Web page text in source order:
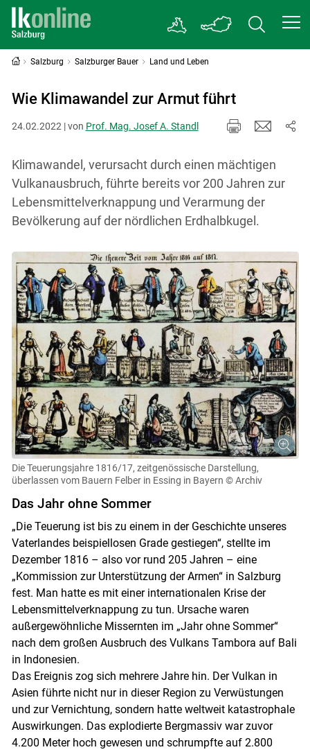
Skip to main content
Salzburg Salzburger Bauer Land und Leben
Wie Klimawandel zur Armut führt
24.02.2022 | von Prof. Mag. Josef A. Standl
Klimawandel, verursacht durch einen mächtigen
Vulkanausbruch, führte bereits vor 200 Jahren zur
Lebensmittelverknappung und Verarmung der
Bevölkerung auf der nördlichen Erdhalbkugel.
Die Teuerungsjahre 1816/17, zeitgenössische Darstellung,
überlassen vom Bauern Felber in Essing in Bayern © Archiv
Das Jahr ohne Sommer
„Die Teuerung ist bis zu einem in der Geschichte unseres
Vaterlandes beispiellosen Grade gestiegen“, stellte im
Dezember 1816 – also vor rund 205 Jahren – eine
„Kommission zur Unterstützung der Armen“ in Salzburg
fest. Man hatte es mit einer internationalen Krise der
Lebensmittelverknappung zu tun. Ursache waren
außergewöhnliche Missernten im „Jahr ohne Sommer“
nach dem großen Ausbruch des Vulkans Tambora auf Bali
in Indonesien.
Das Ereignis zog sich mehrere Jahre hin. Der Vulkan in
Asien führte nicht nur in dieser Region zu Verwüstungen
und zur Vernichtung, sondern hatte weltweit katastrophale
Auswirkungen. Das explodierte Bergmassiv war zuvor
4.200 Meter hoch gewesen und schrumpfte auf 2.800